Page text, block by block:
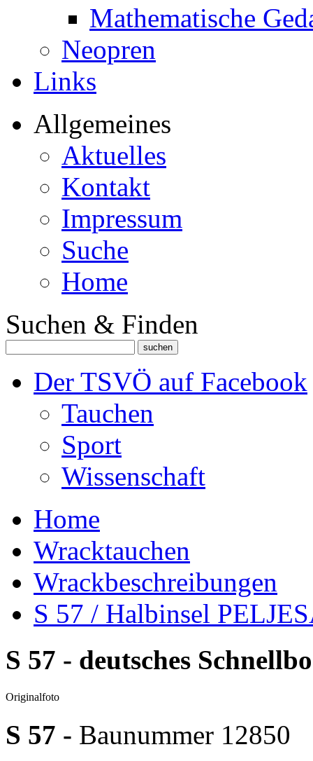
Mathematische
Neopren
Links
Allgemeines
Aktuelles
Kontakt
Impressum
Suche
Home
Suchen & Finden
Der TSVÖ auf Facebook
Tauchen
Sport
Wissenschaft
Home
Wracktauchen
Wrackbeschreibungen
S 57 / Halbinsel
S 57 - deutsches
Originalfoto
S 57 - Baunummer 12850